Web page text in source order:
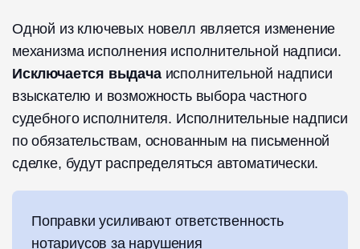
Одной из ключевых новелл является изменение
механизма исполнения исполнительной надписи.
Исключается выдачаисполнительной надписи
взыскателю и возможность выбора частного
судебного исполнителя. Исполнительные надписи
по обязательствам, основанным на письменной
сделке, будут распределяться автоматически.
Поправки усиливают ответственность
нотариусов за нарушения